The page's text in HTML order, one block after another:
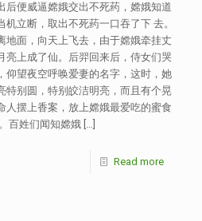
后便威逼嫦娥交出不死药，嫦娥知道
立断，取出不死药一口吞了下 去。
地面，向天上飞去，由于嫦娥牵挂丈
亮上成了仙。 后羿回来后，侍女们哭
仰望夜空呼唤爱妻的名字，这时，她
特别圆，特别皎洁明亮，而且有个晃
人摆上香案，放上嫦娥最爱吃的蜜食
百姓们闻知嫦娥 […]
Read more